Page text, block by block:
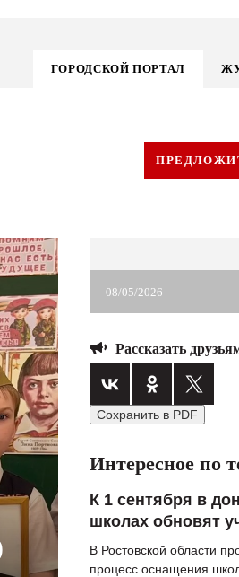
ГОРОДСКОЙ ПОРТАЛ
08/05/2026
Рассказать
Сохранить в PDF
Интересное по
К 1 сентября в
школах обновят
В Ростовской области
процесс оснащения